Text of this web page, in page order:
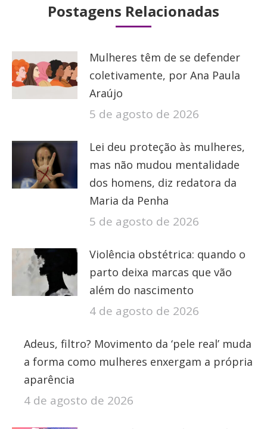
Postagens Relacionadas
Mulheres têm de se defender
coletivamente, por Ana Paula
Araújo
5 de agosto de 2026
Lei deu proteção às mulheres,
mas não mudou mentalidade
dos homens, diz redatora da
Maria da Penha
5 de agosto de 2026
Violência obstétrica: quando o
parto deixa marcas que vão
além do nascimento
4 de agosto de 2026
Adeus, filtro? Movimento da ‘pele real’ muda
a forma como mulheres enxergam a própria
aparência
4 de agosto de 2026